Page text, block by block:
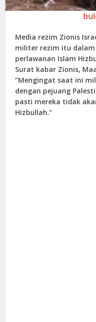
Media rezim Zionis
militer rezim itu
perlawanan Islam
Surat kabar Zionis,
“Mengingat saat ini
dengan pejuang
pasti mereka tidak
Hizbullah.”